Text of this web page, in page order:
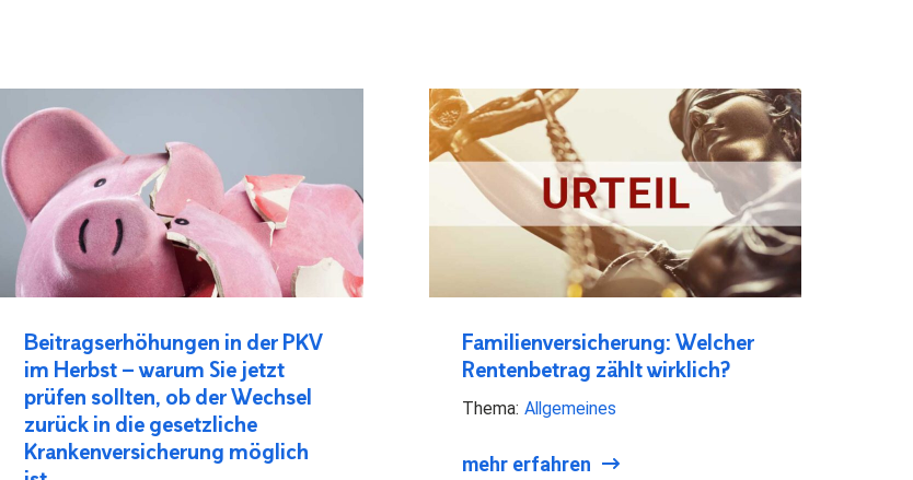
Beitragserhöhungen in der PKV
im Herbst – warum Sie jetzt
prüfen sollten, ob der Wechsel
zurück in die gesetzliche
Krankenversicherung möglich
Familienversicherung: Welcher
Rentenbetrag zählt wirklich?
Thema: Allgemeines
mehr erfahren